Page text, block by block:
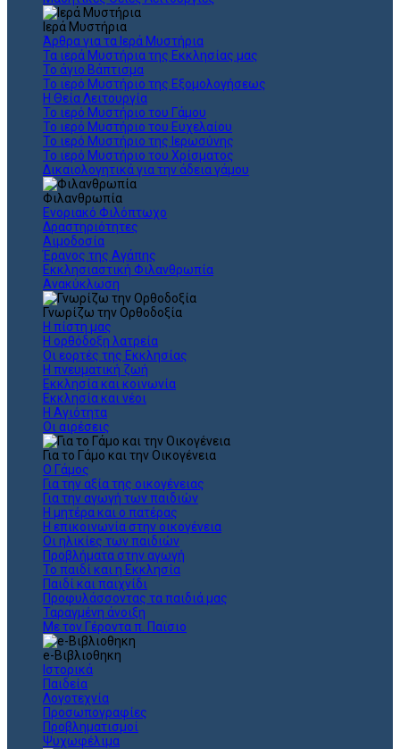
Ιερά Μυστήρια
Άρθρα για τα Ιερά Μυστήρια
Τα ιερά Μυστήρια της Εκκλησίας μας
Το άγιο Βάπτισμα
Το ιερό Μυστήριο της Εξομολογήσεως
Η Θεία Λειτουργία
Το ιερό Μυστήριο του Γάμου
Το ιερό Μυστήριο του Ευχελαίου
Το ιερό Μυστήριο της Ιερωσύνης
Το ιερό Μυστήριο του Χρίσματος
Δικαιολογητικά για την άδεια γάμου
Φιλανθρωπία
Ενοριακό Φιλόπτωχο
Δραστηριότητες
Αιμοδοσία
Έρανος της Αγάπης
Εκκλησιαστική Φιλανθρωπία
Ανακύκλωση
Γνωρίζω την Ορθοδοξία
Η πίστη μας
Η ορθόδοξη λατρεία
Οι εορτές της Εκκλησίας
Η πνευματική ζωή
Εκκλησία και κοινωνία
Εκκλησία και νέοι
Η Αγιότητα
Οι αιρέσεις
Για το Γάμο και την Οικογένεια
Ο Γάμος
Για την αξία της οικογένειας
Για την αγωγή των παιδιών
Η μητέρα και ο πατέρας
Η επικοινωνία στην οικογένεια
Οι ηλικίες των παιδιών
Προβλήματα στην αγωγή
Το παιδί και η Εκκλησία
Παιδί και παιχνίδι
Προφυλάσσοντας τα παιδιά μας
Ταραγμένη άνοιξη
Με τον Γέροντα π. Παϊσιο
e-Βιβλιοθηκη
Ιστορικά
Παιδεία
Λογοτεχνία
Προσωπογραφίες
Προβληματισμοί
Ψυχωφέλιμα